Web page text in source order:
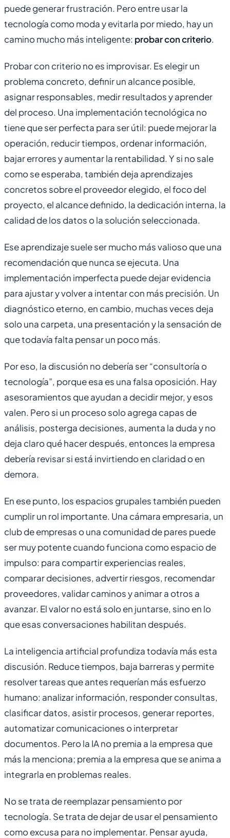
puede generar frustración. Pero entre usar la
tecnología como moda y evitarla por miedo, hay un
camino mucho más inteligente: probar con criterio.
Probar con criterio no es improvisar. Es elegir un
problema concreto, definir un alcance posible,
asignar responsables, medir resultados y aprender
del proceso. Una implementación tecnológica no
tiene que ser perfecta para ser útil: puede mejorar la
operación, reducir tiempos, ordenar información,
bajar errores y aumentar la rentabilidad. Y si no sale
como se esperaba, también deja aprendizajes
concretos sobre el proveedor elegido, el foco del
proyecto, el alcance definido, la dedicación interna, la
calidad de los datos o la solución seleccionada.
Ese aprendizaje suele ser mucho más valioso que una
recomendación que nunca se ejecuta. Una
implementación imperfecta puede dejar evidencia
para ajustar y volver a intentar con más precisión. Un
diagnóstico eterno, en cambio, muchas veces deja
solo una carpeta, una presentación y la sensación de
que todavía falta pensar un poco más.
Por eso, la discusión no debería ser “consultoría o
tecnología”, porque esa es una falsa oposición. Hay
asesoramientos que ayudan a decidir mejor, y esos
valen. Pero si un proceso solo agrega capas de
análisis, posterga decisiones, aumenta la duda y no
deja claro qué hacer después, entonces la empresa
debería revisar si está invirtiendo en claridad o en
demora.
En ese punto, los espacios grupales también pueden
cumplir un rol importante. Una cámara empresaria, un
club de empresas o una comunidad de pares puede
ser muy potente cuando funciona como espacio de
impulso: para compartir experiencias reales,
comparar decisiones, advertir riesgos, recomendar
proveedores, validar caminos y animar a otros a
avanzar. El valor no está solo en juntarse, sino en lo
que esas conversaciones habilitan después.
La inteligencia artificial profundiza todavía más esta
discusión. Reduce tiempos, baja barreras y permite
resolver tareas que antes requerían más esfuerzo
humano: analizar información, responder consultas,
clasificar datos, asistir procesos, generar reportes,
automatizar comunicaciones o interpretar
documentos. Pero la IA no premia a la empresa que
más la menciona; premia a la empresa que se anima a
integrarla en problemas reales.
No se trata de reemplazar pensamiento por
tecnología. Se trata de dejar de usar el pensamiento
como excusa para no implementar. Pensar ayuda,